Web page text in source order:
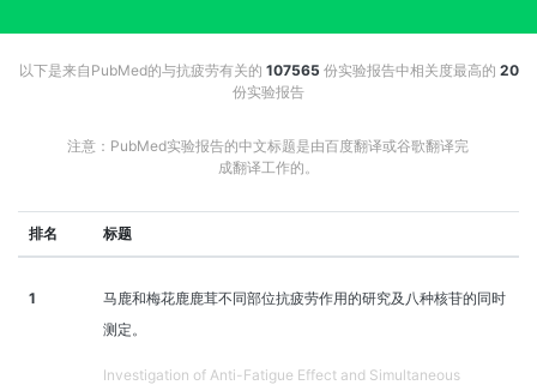
以下是来自PubMed的与抗疲劳有关的 107565 份实验报告中相关度最高的 20
份实验报告
注意：PubMed实验报告的中文标题是由百度翻译或谷歌翻译完
成翻译工作的。
排名 标题
1
马鹿和梅花鹿鹿茸不同部位抗疲劳作用的研究及八种核苷的同时
测定。
Investigation of Anti-Fatigue Effect and Simultaneous